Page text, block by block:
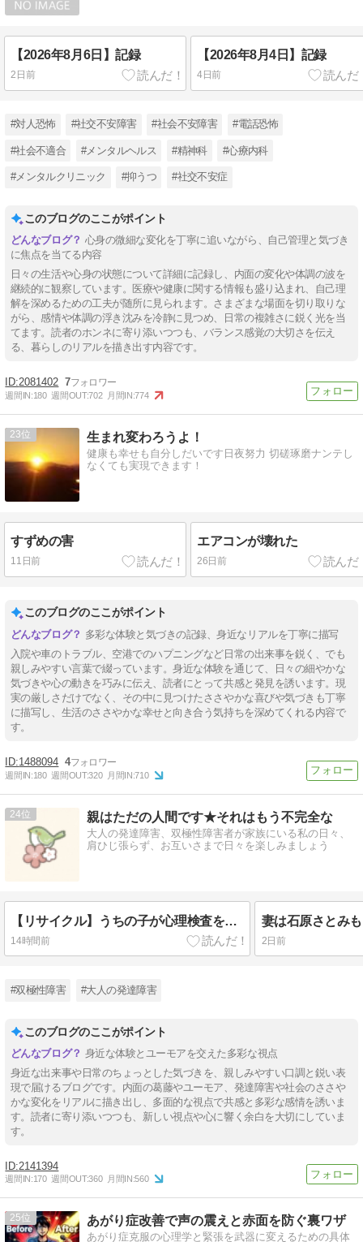
【2026年8月6日】記録
2日前
【2026年8月4日】記録
4日前
#対人恐怖 #社交不安障害 #社会不安障害 #電話恐怖
#社会不適合 #メンタルヘルス #精神科 #心療内科
#メンタルクリニック #抑うつ #社交不安症
このブログのここがポイント
心身の微細な変化を丁寧に追いながら、自己管理と気づき
に焦点を当てる内容
日々の生活や心身の状態について詳細に記録し、内面の変化や体調の波を
継続的に観察しています。医療や健康に関する情報も盛り込まれ、自己理
解を深めるための工夫が随所に見られます。さまざまな場面を切り取りな
がら、感情や体調の浮き沈みを冷静に見つめ、日常の複雑さに鋭く光を当
てます。読者のホンネに寄り添いつつも、バランス感覚の大切さを伝え
る、暮らしのリアルを描き出す内容です。
2081402 7
週間IN:180 週間OUT:702 月間IN:774
23 生まれ変わろうよ！
健康も幸せも自分しだいです日夜努力 切磋琢磨ナンテし
なくても実現できます！
すずめの害
11日前
エアコンが壊れた
26日前
このブログのここがポイント
多彩な体験と気づきの記録、身近なリアルを丁寧に描写
入院や車のトラブル、空港でのハプニングなど日常の出来事を鋭く、でも
親しみやすい言葉で綴っています。身近な体験を通じて、日々の細やかな
気づきや心の動きを巧みに伝え、読者にとって共感と発見を誘います。現
実の厳しさだけでなく、その中に見つけたささやかな喜びや気づきも丁寧
に描写し、生活のささやかな幸せと向き合う気持ちを深めてくれる内容で
す。
1488094 4
週間IN:180 週間OUT:320 月間IN:710
24 親はただの人間です★それはもう不完全な
大人の発達障害、双極性障害者が家族にいる私の日々、
肩ひじ張らず、お互いさまで日々を楽しみましょう
【リサイクル】うちの子が心理検査を受けに行って障害が決定するまで
14時間前 2日前
#双極性障害 #大人の発達障害
このブログのここがポイント
身近な体験とユーモアを交えた多彩な視点
身近な出来事や日常のちょっとした気づきを、親しみやすい口調と鋭い表
現で届けるブログです。内面の葛藤やユーモア、発達障害や社会のささや
かな変化をリアルに描き出し、多面的な視点で共感と多彩な感情を誘いま
す。読者に寄り添いつつも、新しい視点や心に響く余白を大切にしていま
す。
2141394
週間IN:170 週間OUT:360 月間IN:560
25 あがり症改善で声の震えと赤面を防ぐ裏ワザ
あがり症克服の心理学と緊張を武器に変えるための具体